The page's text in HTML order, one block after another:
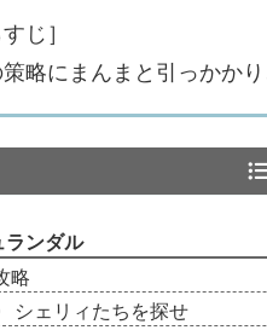
じ］
略にまんまと引っかか
ランダル
略
シェリィたちを探せ